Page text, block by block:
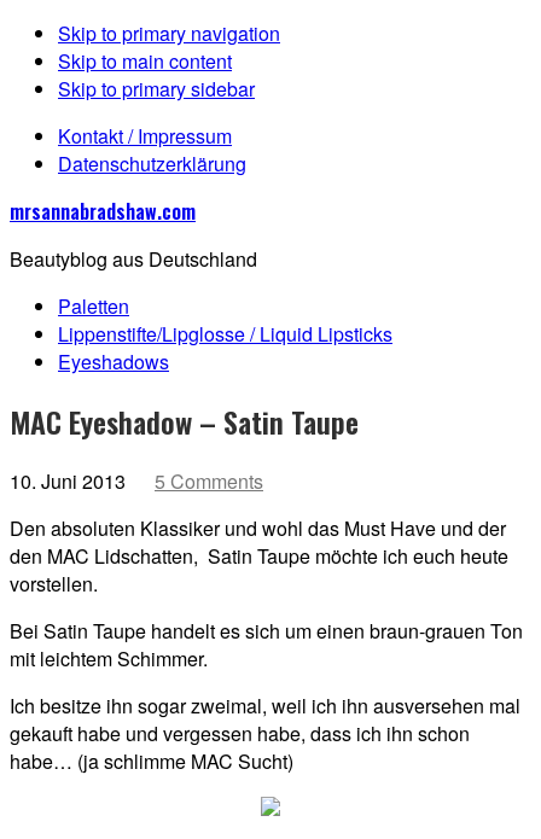
Skip to primary navigation
Skip to main content
Skip to primary sidebar
Kontakt / Impressum
Datenschutzerklärung
mrsannabradshaw.com
Beautyblog aus Deutschland
Paletten
Lippenstifte/Lipglosse / Liquid Lipsticks
Eyeshadows
MAC Eyeshadow – Satin Taupe
10. Juni 2013
5 Comments
Den absoluten Klassiker und wohl das Must Have und der
den MAC Lidschatten, Satin Taupe möchte ich euch heute
vorstellen.
Bei Satin Taupe handelt es sich um einen braun-grauen Ton
mit leichtem Schimmer.
Ich besitze ihn sogar zweimal, weil ich ihn ausversehen mal
gekauft habe und vergessen habe, dass ich ihn schon
habe… (ja schlimme MAC Sucht)